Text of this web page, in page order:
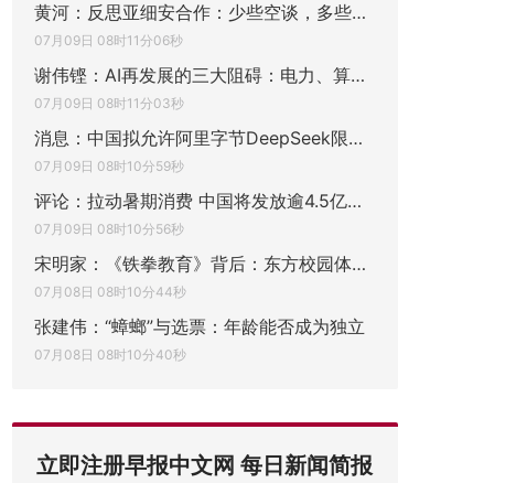
黄河：反思亚细安合作：少些空谈，多些行动
07月09日 08时11分06秒
谢伟铿：AI再发展的三大阻碍：电力、算力、
07月09日 08时11分03秒
消息：中国拟允许阿里字节DeepSeek限量购买
07月09日 08时10分59秒
评论：拉动暑期消费 中国将发放逾4.5亿元人
07月09日 08时10分56秒
宋明家：《铁拳教育》背后：东方校园体罚的
07月08日 08时10分44秒
张建伟：“蟑螂”与选票：年龄能否成为独立
07月08日 08时10分40秒
立即注册早报中文网 每日新闻简报